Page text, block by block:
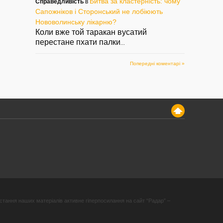
Справедливість в
Сапожніков і Сторонський не лобіюють
Нововолинську лікарню?
Коли вже той таракан вусатий
перестане пхати палки
Попередні коментарі »
наших матеріалів активне гіперпосилання на сайт “Радар” –